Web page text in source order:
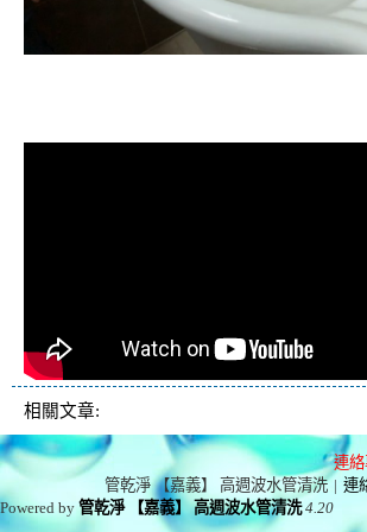
相關文章:
連絡
管乾淨 【嘉義】 高週波水管清洗 | 連
Powered by管乾淨 【嘉義】 高週波水管清洗 4.20